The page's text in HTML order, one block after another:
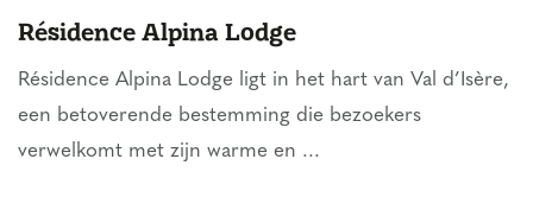
Résidence Alpina Lodge
Résidence Alpina Lodge ligt in het hart van Val d’Isère,
een betoverende bestemming die bezoekers
verwelkomt met zijn warme en ...